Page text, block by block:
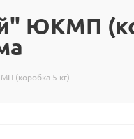
ЮКМП
(коробка 5 кг)